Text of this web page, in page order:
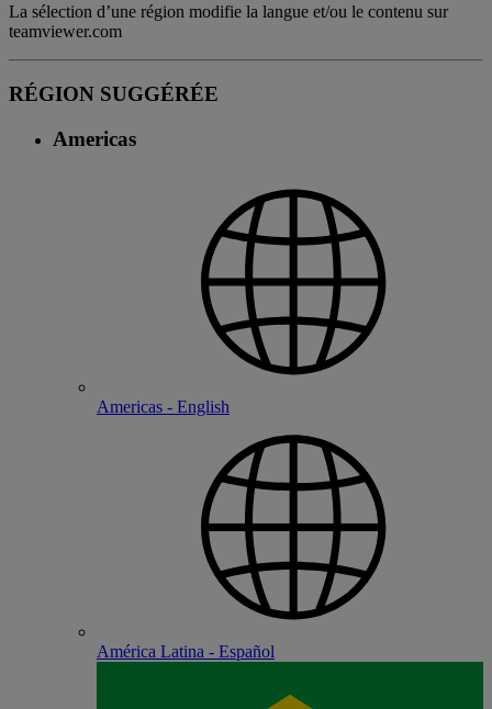
La sélection d’une région modifie la langue et/ou le contenu sur
teamviewer.com
RÉGION SUGGÉRÉE
Americas
Americas - English
América Latina - Español